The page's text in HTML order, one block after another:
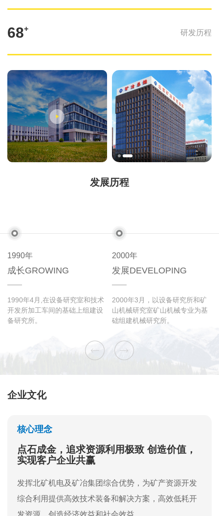
68+ 研发历程
发展历程
1990年
成长GROWING
1990年4月,在设备研究室和技术
开发所加工车间的基础上组建设
备研究所。
2000年
发展DEVELOPING
2000年3月，以设备研究所和矿
山机械研究室矿山机械专业为基
础组建机械研究所。
企业文化
核心理念
点石成金，追求资源利用极致 创造价值，
实现客户企业共赢
发挥北矿机电及矿冶集团综合优势，为矿产资源开发
综合利用提供高效技术装备和解决方案，高效低耗开